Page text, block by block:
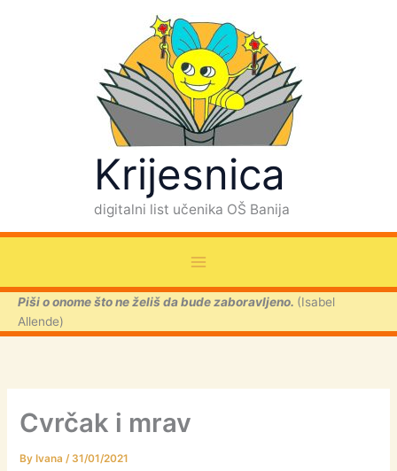
Krijesnica
digitalni list učenika OŠ Banija
Piši o onome što ne želiš da bude zaboravljeno. (Isabel
Allende)
Cvrčak i mrav
By Ivana/ 31/01/2021